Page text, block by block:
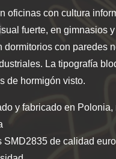
oficinas con cultura
fuerte, en gimnasios
dormitorios con paredes
La tipografía
de hormigón visto.
y fabricado en Polonia,
SMD2835 de calidad